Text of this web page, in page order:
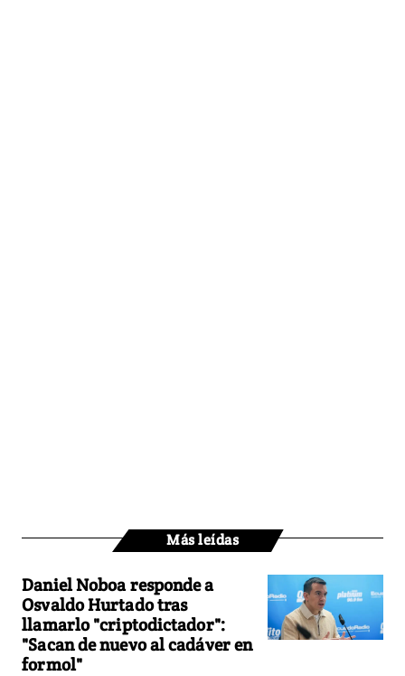
Más leídas
Daniel Noboa responde a
Osvaldo Hurtado tras
llamarlo "criptodictador":
"Sacan de nuevo al cadáver en
formol"